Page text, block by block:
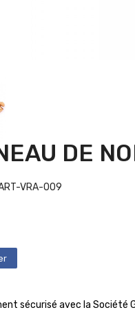
DE
VRA-009
sécurisé avec la Société